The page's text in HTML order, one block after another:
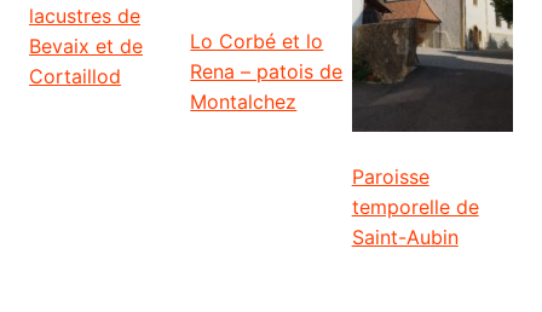
lacustres de
Bevaix et de
Cortaillod
Lo Corbé et lo
Rena – patois de
Montalchez
Paroisse
temporelle de
Saint-Aubin